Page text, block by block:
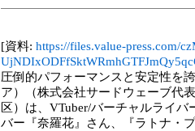
[資料: https://files.value-press.com/
圧倒的パフォーマンスと安定性を
ア）（株式会社サードウェーブ代
区）は、VTuber/バーチャルライ
バー『奈羅花』さん、『ラトナ・